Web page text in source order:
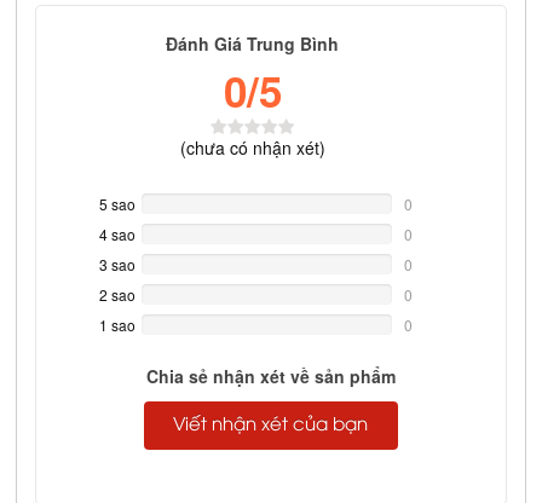
Đánh Giá Trung Bình
0/5
(chưa có nhận xét)
5 sao
Complete
0
4 sao
Complete
0
3 sao
Complete
0
2 sao
Complete
0
1 sao
0
Chia sẻ nhận xét về sản phẩm
Viết nhận xét của bạn